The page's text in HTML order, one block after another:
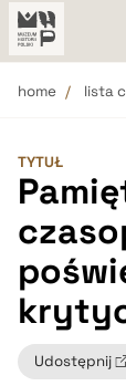
home lista
TYTUŁ
Udostępnij